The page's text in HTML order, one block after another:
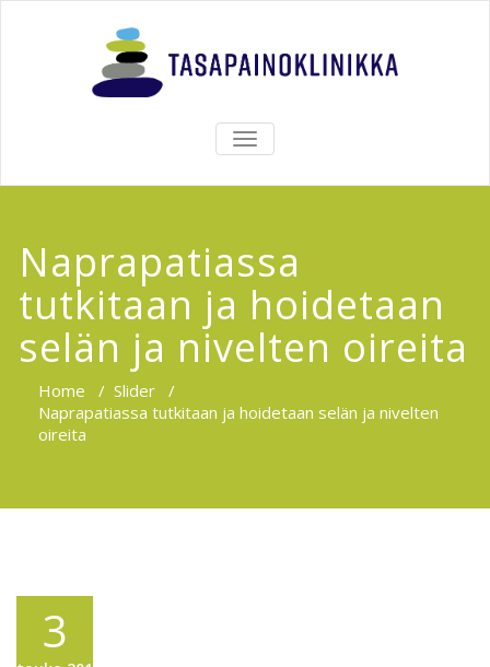
TOGGLE
Naprapatiassa
tutkitaan ja hoidetaan
selän ja nivelten oireita
Home / Slider /
Naprapatiassa tutkitaan ja hoidetaan selän ja nivelten
oireita
3